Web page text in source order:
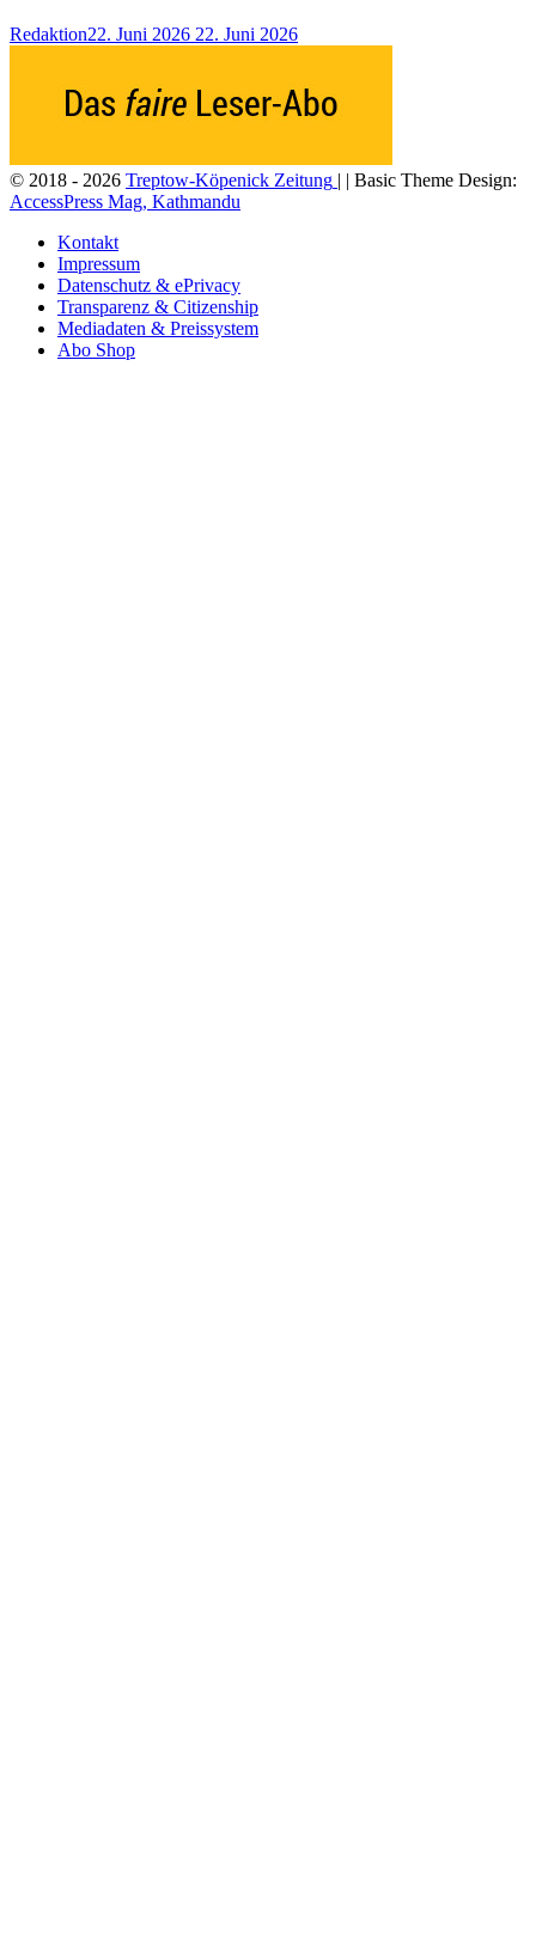
Redaktion22. Juni 2026 22. Juni 2026
© 2018 - 2026 Treptow-Köpenick Zeitung | | Basic Theme Design:
AccessPress Mag, Kathmandu
Kontakt
Impressum
Datenschutz & ePrivacy
Transparenz & Citizenship
Mediadaten & Preissystem
Abo Shop